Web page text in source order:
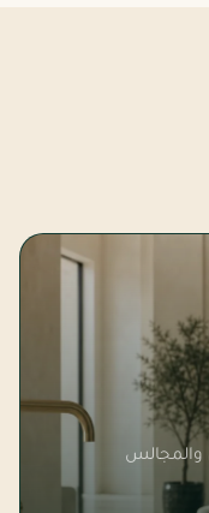
والمجالس